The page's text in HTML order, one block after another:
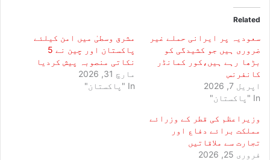
Related
سعودیہ پر ایرانی حملے غیر
ضروری ہیں جو کشیدگی کو
بڑھا رہے ہیں،کور کمانڈر
کانفرنس
اپریل 7, 2026
In "پاکستان"
مشرق وسطیٰ میں امن کیلئے
پاکستان اور چین نے 5
نکاتی منصوبہ پیش کردیا
مارچ 31, 2026
In "پاکستان"
وزیراعظم کی قطر کے وزرائے
مملکت برائے دفاع اور
تجارت سے ملاقاتیں
فروری 25, 2026